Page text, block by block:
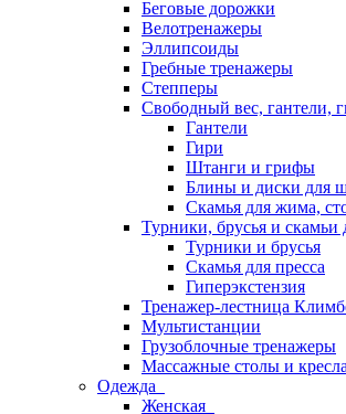
Беговые дорожки
Велотренажеры
Эллипсоиды
Гребные тренажеры
Степперы
Свободный вес, гантели,
Гантели
Гири
Штанги и грифы
Блины и диски для
Скамья для жима,
Турники, брусья и скамьи
Турники и брусья
Скамья для пресса
Гиперэкстензия
Тренажер-лестница
Мультистанции
Грузоблочные тренажеры
Массажные столы и кресла
Одежда
Женская